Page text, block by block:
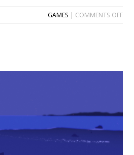
GAMES | COMMENTS OFFON